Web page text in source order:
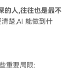
的人,往往也是最不
楚,AI 能做到什
重要局限: